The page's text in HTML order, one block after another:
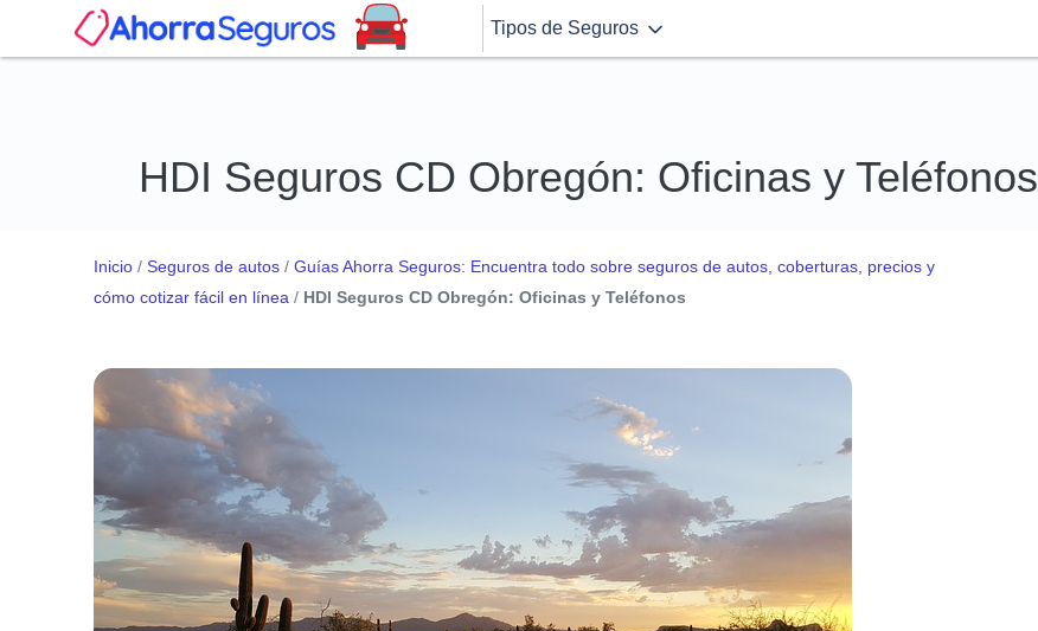
Tipos de Seguros
HDI Seguros CD Obregón: Oficinas y Teléfonos
Inicio / Seguros de autos / Guías Ahorra Seguros: Encuentra todo sobre seguros de autos, coberturas, precios y
cómo cotizar fácil en línea / HDI Seguros CD Obregón: Oficinas y Teléfonos